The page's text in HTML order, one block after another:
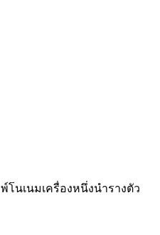
โนเนมเครื่องหนึ่งนำรางตัว